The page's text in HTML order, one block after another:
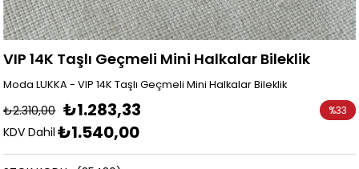
VIP 14K Taşlı Geçmeli Mini Halkalar Bileklik
Moda LUKKA - VIP 14K Taşlı Geçmeli Mini Halkalar Bileklik
₺2.310,00 ₺1.283,33
KDV Dahil ₺1.540,00
%33